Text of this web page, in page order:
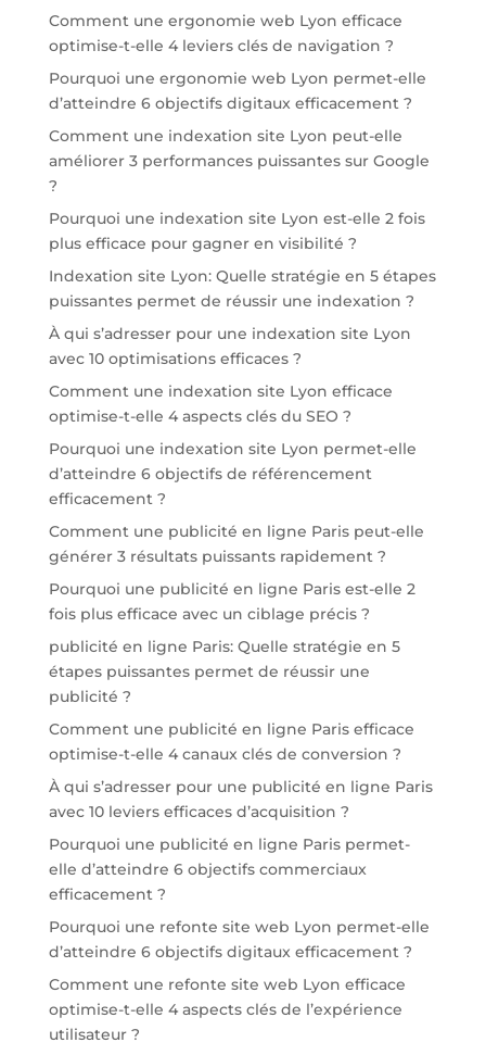
Comment une ergonomie web Lyon efficace
optimise-t-elle 4 leviers clés de navigation ?
Pourquoi une ergonomie web Lyon permet-elle
d’atteindre 6 objectifs digitaux efficacement ?
Comment une indexation site Lyon peut-elle
améliorer 3 performances puissantes sur Google
?
Pourquoi une indexation site Lyon est-elle 2 fois
plus efficace pour gagner en visibilité ?
Indexation site Lyon: Quelle stratégie en 5 étapes
puissantes permet de réussir une indexation ?
À qui s’adresser pour une indexation site Lyon
avec 10 optimisations efficaces ?
Comment une indexation site Lyon efficace
optimise-t-elle 4 aspects clés du SEO ?
Pourquoi une indexation site Lyon permet-elle
d’atteindre 6 objectifs de référencement
efficacement ?
Comment une publicité en ligne Paris peut-elle
générer 3 résultats puissants rapidement ?
Pourquoi une publicité en ligne Paris est-elle 2
fois plus efficace avec un ciblage précis ?
publicité en ligne Paris: Quelle stratégie en 5
étapes puissantes permet de réussir une
publicité ?
Comment une publicité en ligne Paris efficace
optimise-t-elle 4 canaux clés de conversion ?
À qui s’adresser pour une publicité en ligne Paris
avec 10 leviers efficaces d’acquisition ?
Pourquoi une publicité en ligne Paris permet-
elle d’atteindre 6 objectifs commerciaux
efficacement ?
Pourquoi une refonte site web Lyon permet-elle
d’atteindre 6 objectifs digitaux efficacement ?
Comment une refonte site web Lyon efficace
optimise-t-elle 4 aspects clés de l’expérience
utilisateur ?